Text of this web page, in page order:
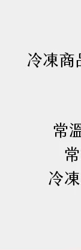
柑橘酸香、入口
鮮烘焙，因此建
氣咖啡袋、儲豆